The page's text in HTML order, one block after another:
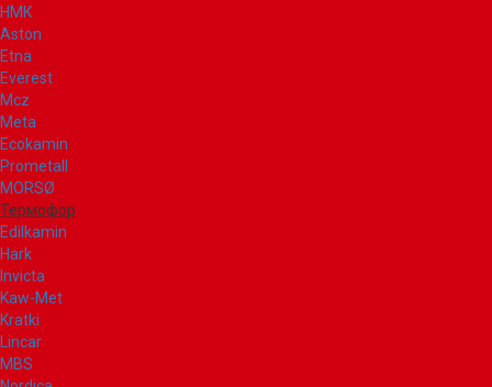
НМК
Aston
Etna
Everest
Mcz
Meta
Ecokamin
Prometall
MORSØ
Термофор
Edilkamin
Hark
Invicta
Kaw-Met
Kratki
Lincar
MBS